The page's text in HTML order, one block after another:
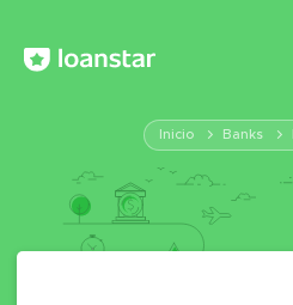
Inicio Banks